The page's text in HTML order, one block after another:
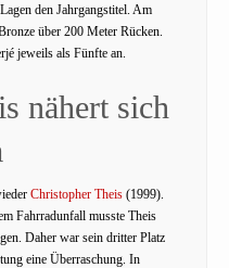
den Jahrgangstitel. Am
über 200 Meter Rücken.
jeweils als Fünfte an.
nähert sich
Christopher Theis (1999).
Fahrradunfall musste Theis
Daher war sein dritter Platz
eine Überraschung. In